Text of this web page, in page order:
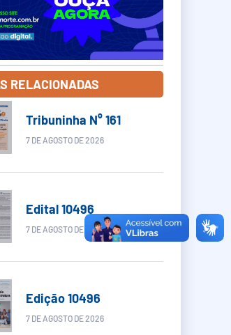
RELACIONADAS
Tribuninha N° 161
7 DE AGOSTO DE 2026
Edital 10496
7 DE AGOSTO DE 2026
Edição 10496
7 DE AGOSTO DE 2026